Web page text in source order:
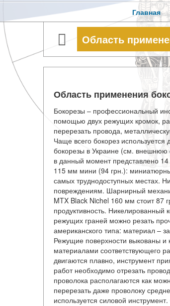
Главная
Область
Область применения
Бокорезы – профессиональный
помощью двух режущих кромок,
перерезать провода,
Чаще всего бокорез
бокорезы в Украине (см. внешнюю
в данный момент представлено
115 мм мини (94 грн.):
самых труднодоступных местах.
повреждениям. Шарнирный
MTX Black Nichel 160 мм стоит 87
продуктивность. Никелированный
режущих граней можно резать
американского типа: материал –
Режущие поверхности выкованы и
материалами соответствующего
двигаются плавно, инструмент
работ необходимо отрезать
проволока располагаются как
перерезать даже проволоку
используется силовой